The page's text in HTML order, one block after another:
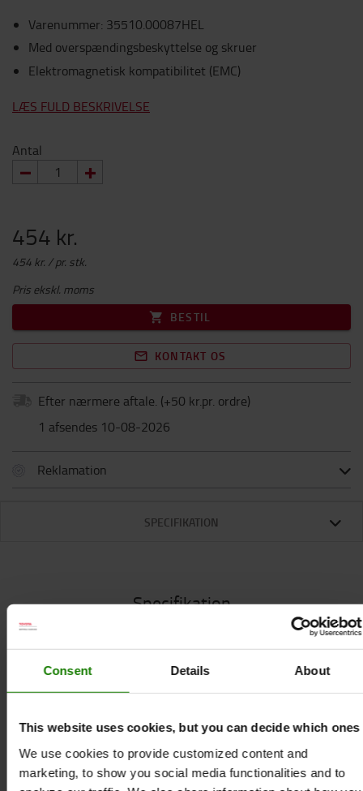
Consent Details About
This website uses cookies, but you can decide which ones
We use cookies to provide customized content and
marketing, to show you social media functionalities and to
Varenummer: 35510.00087HEL
Med overspændingsbeskyttelse og skruer
Elektromagnetisk kompatibilitet (EMC)
LÆS FULD BESKRIVELSE
Antal
454 kr.
454 kr. / pr. stk.
Pris ekskl. moms
BESTIL
KONTAKT OS
Efter nærmere aftale. (+50 kr.pr. ordre)
1 afsendes 10-08-2026
Reklamation
SPECIFIKATION
Specifikation
to USB-porte findes der yderligere to stik til
standard stikforbindelser. USB-portenes høje
pålidelig opladning af dine elektroniske enheder,
f.eks. smartphones, tablets osv.